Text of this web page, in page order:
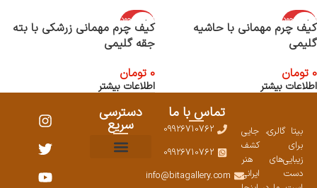
اتمام موجود
ی
کیف چرم مهمانی با حاشیه
گلیمی
0 تومان
اطلاعات بیشتر
اتمام موجود
ی
کیف چرم مهمانی زرشکی با بته
جقه گلیمی
0 تومان
اطلاعات بیشتر
بیتا گالری، جایی
برای کشف
زیبایی‌های هنر
دست ایرانی
تماس با ما
09926710762
09926710762
info@bitagallery.com
دسترسی
سریع